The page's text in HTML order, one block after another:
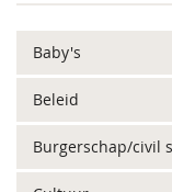
Baby's
Beleid
Burgerschap/civil